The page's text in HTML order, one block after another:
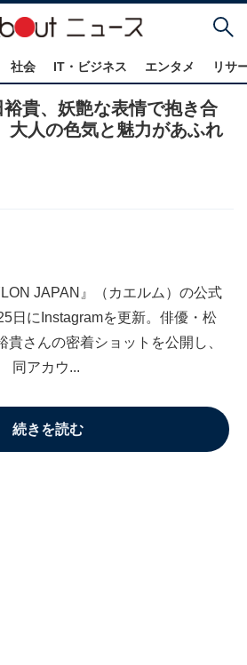
社会 IT・ビジネス エンタメ リサ
貴、妖艶な表情で抱き合
大人の色気と魅力があふれ
JAPAN』（カエルム）の公式
日にInstagramを更新。俳優・松
貴さんの密着ショットを公開し、
同アカウ...
続きを読む